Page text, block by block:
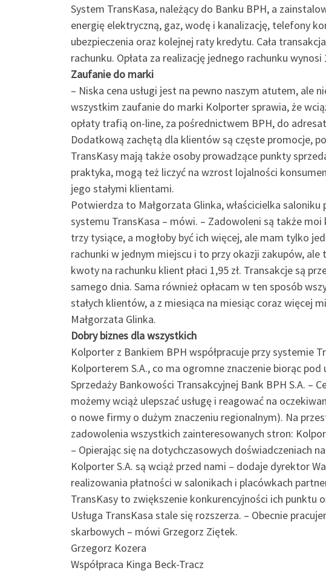
System TransKasa, należący do Banku BPH, a
energię elektryczną, gaz, wodę i kanalizację, telefony
ubezpieczenia oraz kolejnej raty kredytu. Cała
rachunku. Opłata za realizację jednego rachunku wynosi
Zaufanie do marki
– Niska cena usługi jest na pewno naszym atutem, ale
wszystkim zaufanie do marki Kolporter sprawia, że
opłaty trafią on-line, za pośrednictwem BPH, do
Dodatkową zachętą dla klientów są częste promocje,
TransKasy mają także osoby prowadzące punkty
praktyka, mogą też liczyć na wzrost lojalności
jego stałymi klientami.
Potwierdza to Małgorzata Glinka, właścicielka
systemu TransKasa – mówi. – Zadowoleni są także
trzy tysiące, a mogłoby być ich więcej, ale mam tylko
rachunki w jednym miejscu i to przy okazji zakupów,
kwoty na rachunku klient płaci 1,95 zł. Transakcje są
samego dnia. Sama również opłacam w ten sposób
stałych klientów, a z miesiąca na miesiąc coraz więcej
Małgorzata Glinka.
Dobry biznes dla wszystkich
Kolporter z Bankiem BPH współpracuje przy systemie
Kolporterem S.A., co ma ogromne znaczenie biorąc
Sprzedaży Bankowości Transakcyjnej Bank BPH S.A. –
możemy wciąż ulepszać usługę i reagować na
o nowe firmy o dużym znaczeniu regionalnym). Na
zadowolenia wszystkich zainteresowanych stron:
– Opierając się na dotychczasowych doświadczeniach
Kolporter S.A. są wciąż przed nami – dodaje dyrektor
realizowania płatności w salonikach i placówkach
TransKasy to zwiększenie konkurencyjności ich punktu
Usługa TransKasa stale się rozszerza. – Obecnie
skarbowych – mówi Grzegorz Ziętek.
Grzegorz Kozera
Współpraca Kinga Beck-Tracz